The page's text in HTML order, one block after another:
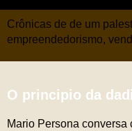
Crônicas de de um
empreendedorismo,
O principio da
Mario Persona